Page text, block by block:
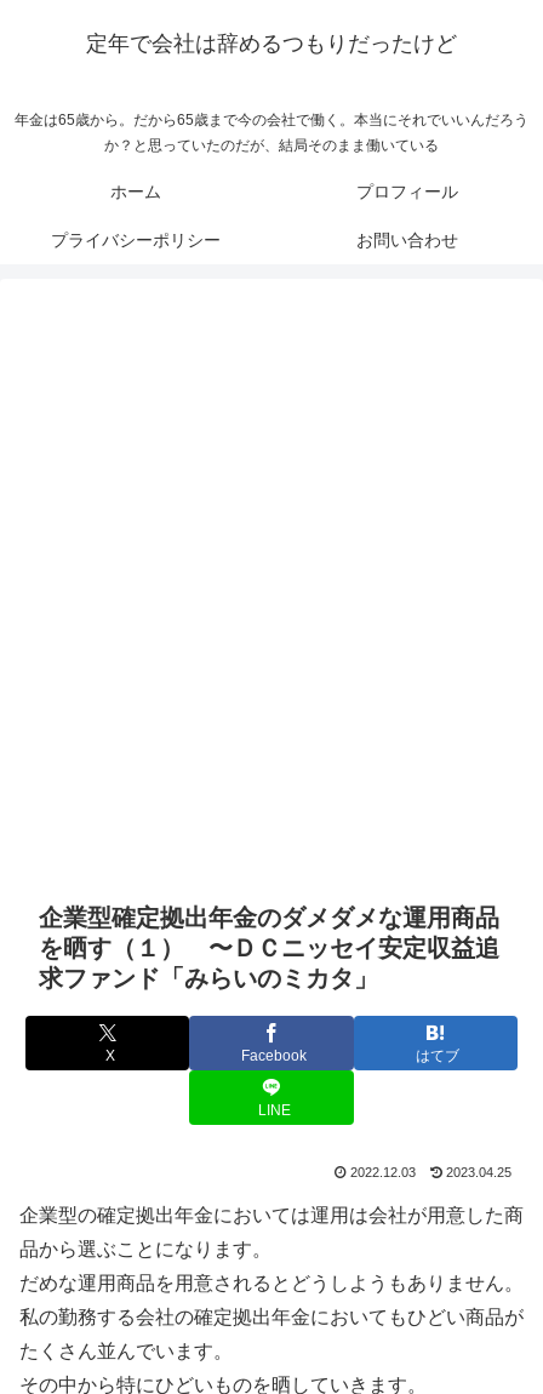
定年で会社は辞めるつもりだったけど
年金は65歳から。だから65歳まで今の会社で働く。本当にそれでいいんだろう
か？と思っていたのだが、結局そのまま働いている
ホーム プロフィール
プライバシーポリシー お問い合わせ
企業型確定拠出年金のダメダメな運用商品
を晒す（１） 〜ＤＣニッセイ安定収益追
求ファンド「みらいのミカタ」
X Facebook はてブ
LINE
2022.12.03 2023.04.25
企業型の確定拠出年金においては運用は会社が用意した商
品から選ぶことになります。
だめな運用商品を用意されるとどうしようもありません。
私の勤務する会社の確定拠出年金においてもひどい商品が
たくさん並んでいます。
その中から特にひどいものを晒していきます。